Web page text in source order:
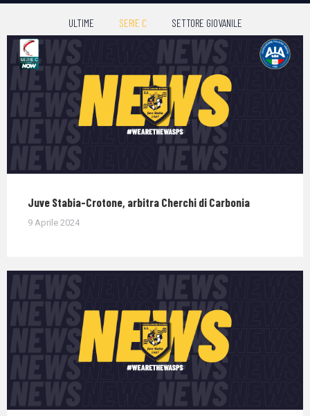
ULTIME SERIE C SETTORE GIOVANILE
Juve Stabia-Crotone, arbitra Cherchi di Carbonia
9 Aprile 2024